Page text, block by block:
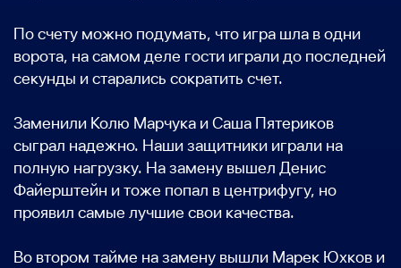
По счету можно подумать, что игра шла в одни
ворота, на самом деле гости играли до последней
секунды и старались сократить счет.
Заменили Колю Марчука и Саша Пятериков
сыграл надежно. Наши защитники играли на
полную нагрузку. На замену вышел Денис
Файерштейн и тоже попал в центрифугу, но
проявил самые лучшие свои качества.
Во втором тайме на замену вышли Марек Юхков и